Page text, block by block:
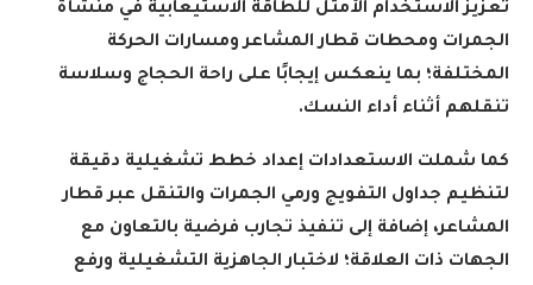
تعزيز الاستخدام الأمثل للطاقة الاستيعابية في منشأة
الجمرات ومحطات قطار المشاعر ومسارات الحركة
المختلفة؛ بما ينعكس إيجابًا على راحة الحجاج وسلاسة
تنقلهم أثناء أداء النسك.
كما شملت الاستعدادات إعداد خطط تشغيلية دقيقة
لتنظيم جداول التفويج ورمي الجمرات والتنقل عبر قطار
المشاعر، إضافة إلى تنفيذ تجارب فرضية بالتعاون مع
الجهات ذات العلاقة؛ لاختبار الجاهزية التشغيلية ورفع